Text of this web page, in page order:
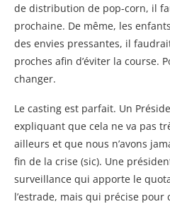
de distribution de pop-corn, il
prochaine. De même, les
des envies pressantes, il
proches afin d’éviter la course.
changer.
Le casting est parfait. Un
expliquant que cela ne va pas
ailleurs et que nous n’avons
fin de la crise (sic). Une
surveillance qui apporte le
l’estrade, mais qui précise pour